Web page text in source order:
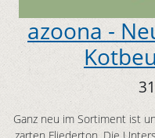
azoona -
Ganz neu im Sortiment ist